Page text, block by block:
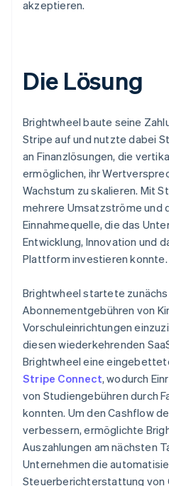
akzeptieren.
Die Lösung
Brightwheel baute seine
Stripe auf und nutzte dabei
an Finanzlösungen, die
ermöglichen, ihr
Wachstum zu skalieren. Mit
mehrere Umsatzströme und
Einnahmequelle, die das
Entwicklung, Innovation und
Plattform investieren konnte.
Brightwheel startete
Abonnementgebühren von
Vorschuleinrichtungen
diesen wiederkehrenden
Brightwheel eine
Stripe Connect, wodurch
von Studiengebühren durch
konnten. Um den Cashflow
verbessern, ermöglichte
Auszahlungen am nächsten
Unternehmen die
Steuerberichterstattung von